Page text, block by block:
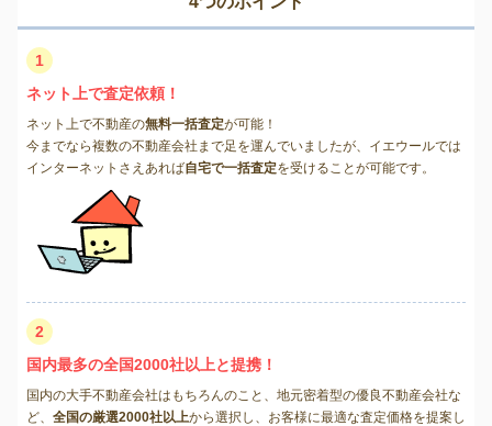
1
ネット上で査定依頼！
ネット上で不動産の無料一括査定が可能！
今までなら複数の不動産会社まで足を運んでいましたが、イエウールでは
インターネットさえあれば自宅で一括査定を受けることが可能です。
2
国内最多の全国2000社以上と提携！
国内の大手不動産会社はもちろんのこと、地元密着型の優良不動産会社な
ど、 全国の厳選2000社以上から選択し、お客様に最適な査定価格を提案し